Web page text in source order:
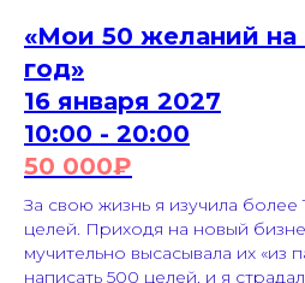
«Мои 50 желаний на
год»
16 января 2027
10:00 - 20:00
50 000₽
За свою жизнь я изучила
целей. Приходя на новый
мучительно высасывала их «из
написать 500 целей, и я